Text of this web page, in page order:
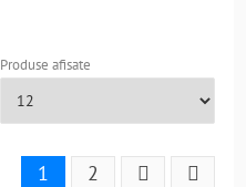
Produse afisate
1 2